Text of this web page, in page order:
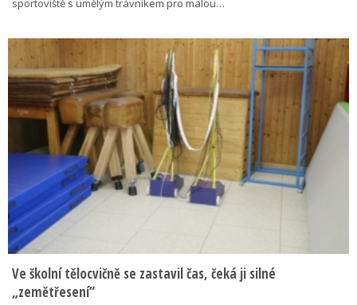
sportoviště s umělým trávníkem pro malou…
Ve školní tělocvičně se zastavil čas, čeká ji silné
„zemětřesení“